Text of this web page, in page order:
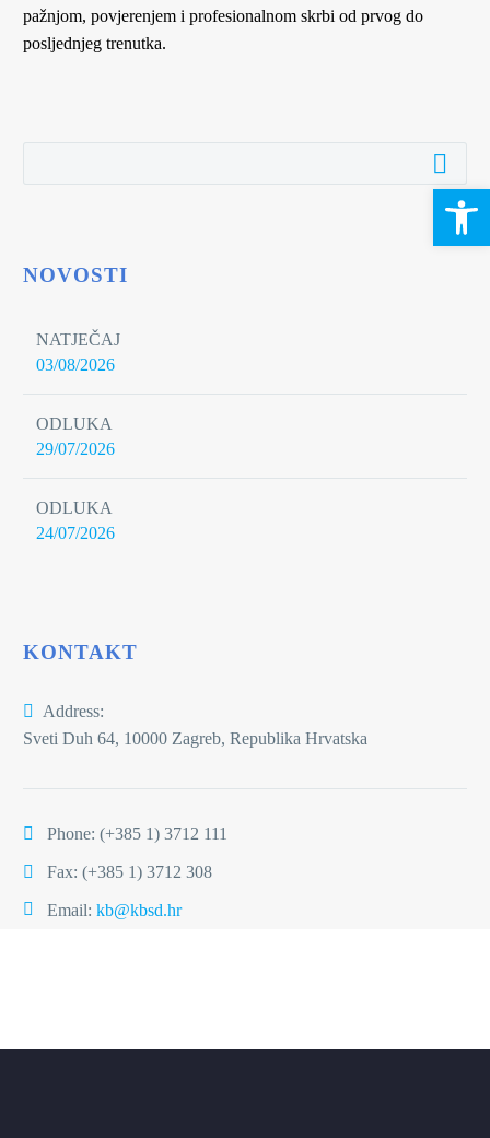
pažnjom, povjerenjem i profesionalnom skrbi od prvog do
posljednjeg trenutka.
NOVOSTI
NATJEČAJ
03/08/2026
ODLUKA
29/07/2026
ODLUKA
24/07/2026
KONTAKT
Address:
Sveti Duh 64, 10000 Zagreb, Republika Hrvatska
Phone: (+385 1) 3712 111
Fax: (+385 1) 3712 308
Email: kb@kbsd.hr